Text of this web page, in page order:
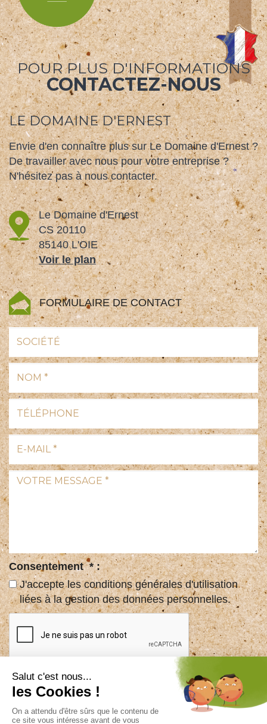
TOURNEDOS DE CANARD
POUR PLUS D'INFORMATIONS
CONTACTEZ-NOUS
LE DOMAINE D'ERNEST
Envie d'en connaître plus sur Le Domaine d'Ernest ?
De travailler avec nous pour votre entreprise ?
N'hésitez pas à nous contacter.
Le Domaine d'Ernest
CS 20110
85140 L'OIE
Voir le plan
FORMULAIRE DE CONTACT
Société
Nom
:
Téléphone
:
E-
mail
*
:
Votre
message
:
Consentement*:
J'accepte les conditions générales d'utilisation
liées à la gestion des données personnelles.
ENVOYER